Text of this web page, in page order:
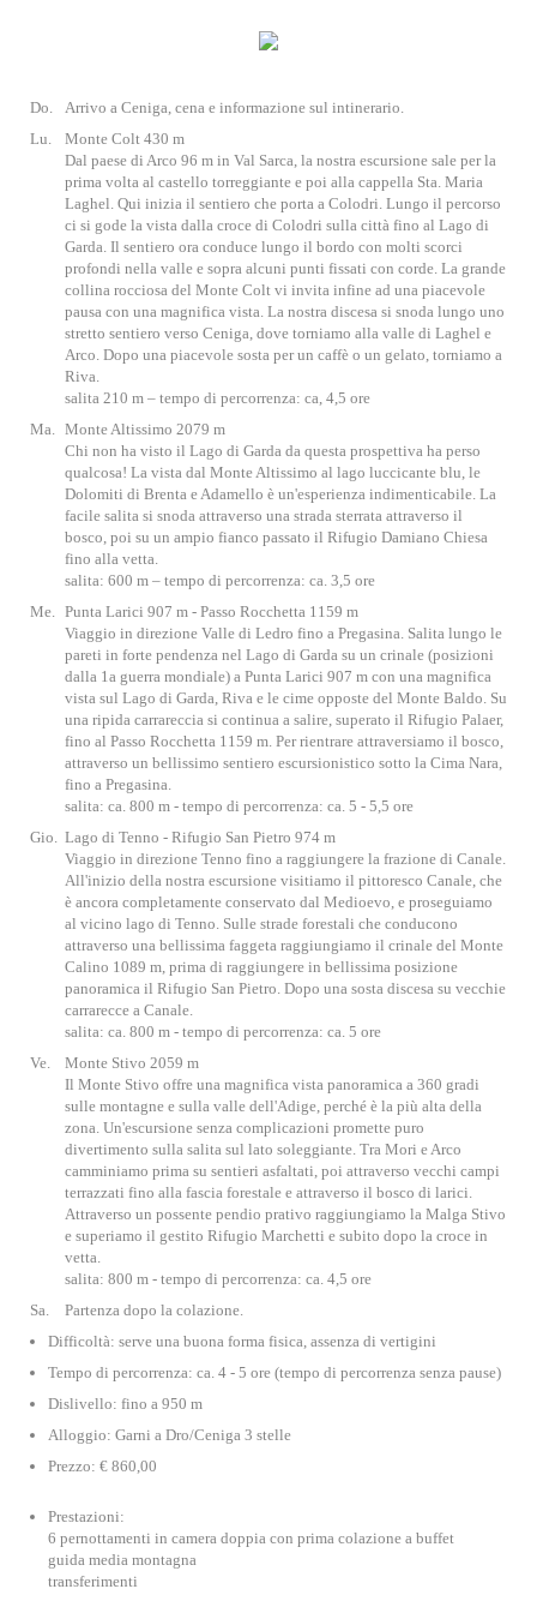
Do.
Arrivo a Ceniga, cena e informazione sul intinerario.
Lu.
Monte Colt 430 m
Dal paese di Arco 96 m in Val Sarca, la nostra escursione sale per la
prima volta al castello torreggiante e poi alla cappella Sta. Maria
Laghel. Qui inizia il sentiero che porta a Colodri. Lungo il percorso
ci si gode la vista dalla croce di Colodri sulla città fino al Lago di
Garda. Il sentiero ora conduce lungo il bordo con molti scorci
profondi nella valle e sopra alcuni punti fissati con corde. La grande
collina rocciosa del Monte Colt vi invita infine ad una piacevole
pausa con una magnifica vista. La nostra discesa si snoda lungo uno
stretto sentiero verso Ceniga, dove torniamo alla valle di Laghel e
Arco. Dopo una piacevole sosta per un caffè o un gelato, torniamo a
Riva.
salita 210 m – tempo di percorrenza: ca, 4,5 ore
Ma. Monte Altissimo 2079 m
Chi non ha visto il Lago di Garda da questa prospettiva ha perso
qualcosa! La vista dal Monte Altissimo al lago luccicante blu, le
Dolomiti di Brenta e Adamello è un'esperienza indimenticabile. La
facile salita si snoda attraverso una strada sterrata attraverso il
bosco, poi su un ampio fianco passato il Rifugio Damiano Chiesa
fino alla vetta.
salita: 600 m – tempo di percorrenza: ca. 3,5 ore
Me. Punta Larici 907 m - Passo Rocchetta 1159 m
Viaggio in direzione Valle di Ledro fino a Pregasina. Salita lungo le
pareti in forte pendenza nel Lago di Garda su un crinale (posizioni
dalla 1a guerra mondiale) a Punta Larici 907 m con una magnifica
vista sul Lago di Garda, Riva e le cime opposte del Monte Baldo. Su
una ripida carrareccia si continua a salire, superato il Rifugio Palaer,
fino al Passo Rocchetta 1159 m. Per rientrare attraversiamo il bosco,
attraverso un bellissimo sentiero escursionistico sotto la Cima Nara,
fino a Pregasina.
salita: ca. 800 m - tempo di percorrenza: ca. 5 - 5,5 ore
Gio. Lago di Tenno - Rifugio San Pietro 974 m
Viaggio in direzione Tenno fino a raggiungere la frazione di Canale.
All'inizio della nostra escursione visitiamo il pittoresco Canale, che
è ancora completamente conservato dal Medioevo, e proseguiamo
al vicino lago di Tenno. Sulle strade forestali che conducono
attraverso una bellissima faggeta raggiungiamo il crinale del Monte
Calino 1089 m, prima di raggiungere in bellissima posizione
panoramica il Rifugio San Pietro. Dopo una sosta discesa su vecchie
carrarecce a Canale.
salita: ca. 800 m - tempo di percorrenza: ca. 5 ore
Ve.
Monte Stivo 2059 m
Il Monte Stivo offre una magnifica vista panoramica a 360 gradi
sulle montagne e sulla valle dell'Adige, perché è la più alta della
zona. Un'escursione senza complicazioni promette puro
divertimento sulla salita sul lato soleggiante. Tra Mori e Arco
camminiamo prima su sentieri asfaltati, poi attraverso vecchi campi
terrazzati fino alla fascia forestale e attraverso il bosco di larici.
Attraverso un possente pendio prativo raggiungiamo la Malga Stivo
e superiamo il gestito Rifugio Marchetti e subito dopo la croce in
vetta.
salita: 800 m - tempo di percorrenza: ca. 4,5 ore
Sa.
Partenza dopo la colazione.
Difficoltà: serve una buona forma fisica, assenza di vertigini
Tempo di percorrenza: ca. 4 - 5 ore (tempo di percorrenza senza pause)
Dislivello: fino a 950 m
Alloggio: Garni a Dro/Ceniga 3 stelle
Prezzo: € 860,00
Prestazioni:
6 pernottamenti in camera doppia con prima colazione a buffet
guida media montagna
transferimenti